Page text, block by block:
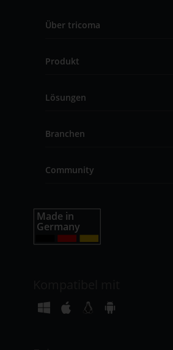
Über tricoma
Produkt
Lösungen
Branchen
Community